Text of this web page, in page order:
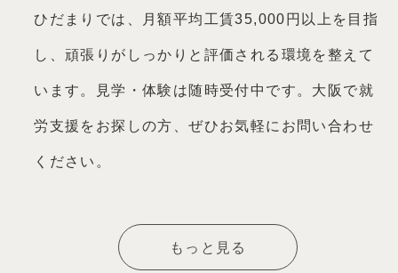
ひだまりでは、月額平均工賃35,000円以上を目指
し、頑張りがしっかりと評価される環境を整えて
います。見学・体験は随時受付中です。大阪で就
労支援をお探しの方、ぜひお気軽にお問い合わせ
ください。
もっと見る